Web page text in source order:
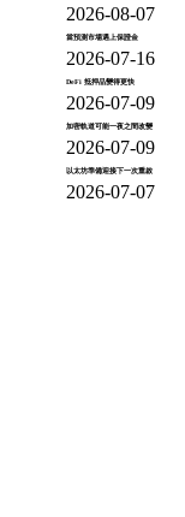
2026-08-07
當預測市場遇上保證金
2026-07-16
DeFi 抵押品變得更快
2026-07-09
加密軌道可能一夜之間改變
2026-07-09
以太坊準備迎接下一次重啟
2026-07-07